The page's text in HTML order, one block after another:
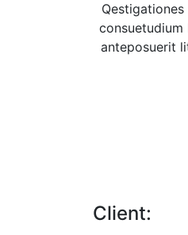
anteposuerit
Client: